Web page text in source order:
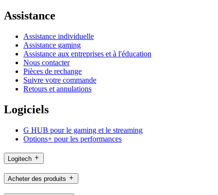
Assistance
Assistance individuelle
Assistance gaming
Assistance aux entreprises et à l'éducation
Nous contacter
Pièces de rechange
Suivre votre commande
Retours et annulations
Logiciels
G HUB pour le gaming et le streaming
Options+ pour les performances
Logitech
Acheter des produits